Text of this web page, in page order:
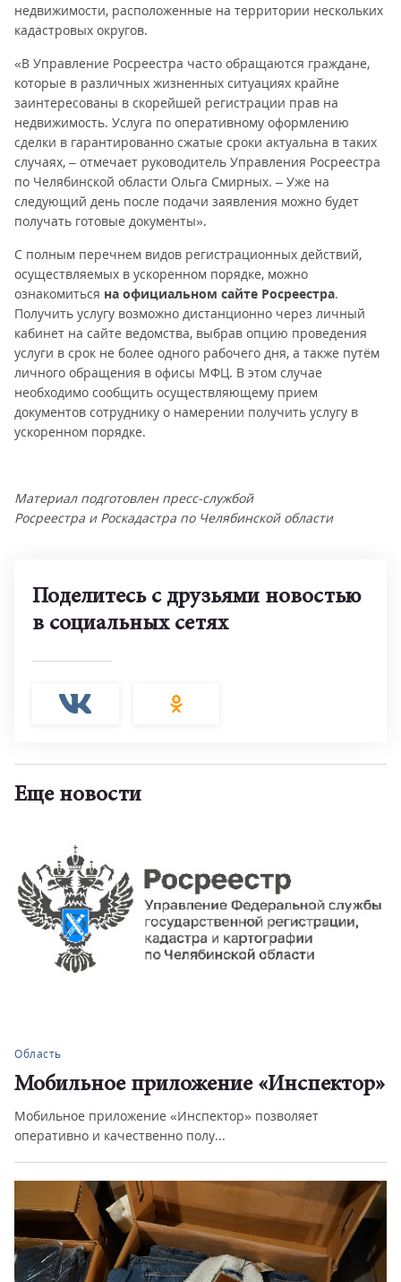
недвижимости, расположенные на территории нескольких
кадастровых округов.
«В Управление Росреестра часто обращаются граждане,
которые в различных жизненных ситуациях крайне
заинтересованы в скорейшей регистрации прав на
недвижимость. Услуга по оперативному оформлению
сделки в гарантированно сжатые сроки актуальна в таких
случаях, – отмечает руководитель Управления Росреестра
по Челябинской области Ольга Смирных. – Уже на
следующий день после подачи заявления можно будет
получать готовые документы».
С полным перечнем видов регистрационных действий,
осуществляемых в ускоренном порядке, можно
ознакомиться на официальном сайте Росреестра.
Получить услугу возможно дистанционно через личный
кабинет на сайте ведомства, выбрав опцию проведения
услуги в срок не более одного рабочего дня, а также путём
личного обращения в офисы МФЦ. В этом случае
необходимо сообщить осуществляющему прием
документов сотруднику о намерении получить услугу в
ускоренном порядке.
Материал подготовлен пресс-службой
Росреестра и Роскадастра по Челябинской области
Поделитесь с друзьями новостью
в социальных сетях
Еще новости
Область
Мобильное приложение «Инспектор»
Мобильное приложение «Инспектор» позволяет
оперативно и качественно полу...